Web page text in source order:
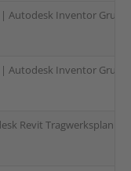
| Autodesk Inventor
| Autodesk Inventor
Revit